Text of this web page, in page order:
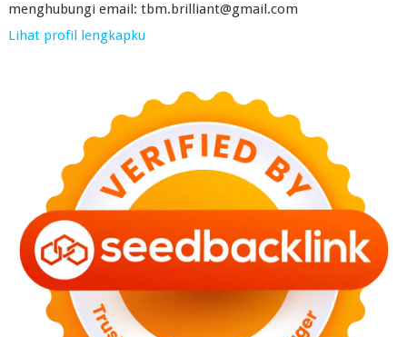
menghubungi email: tbm.brilliant@gmail.com
Lihat profil lengkapku